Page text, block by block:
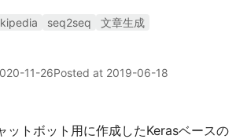
seq2seq
文章生成
11-26Posted at 2019-06-18
トボット用に作成したKerasベースの